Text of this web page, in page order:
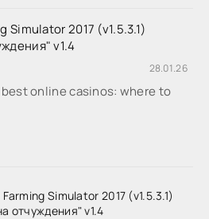
Simulator 2017 (v1.5.3.1)
v1.4
28.01.26
online casinos: where to
Simulator 2017 (v1.5.3.1)
отчуждения" v1.4